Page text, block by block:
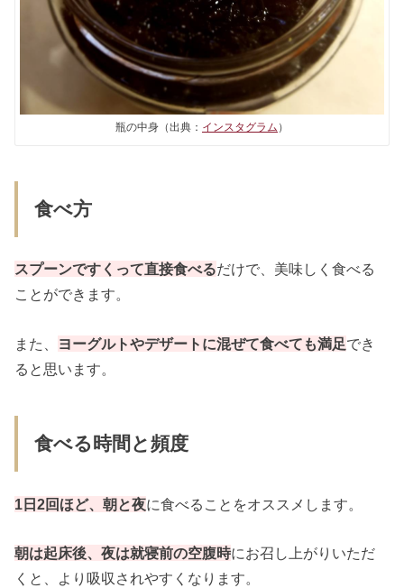
瓶の中身（出典： インスタグラム ）
食べ方
スプーンですくって直接食べるだけで、美味しく食べる
ことができます。
また、 ヨーグルトやデザートに混ぜて食べても満足でき
ると思います。
食べる時間と頻度
1日2回ほど、朝と夜に食べることをオススメします。
朝は起床後、夜は就寝前の空腹時にお召し上がりいただ
くと、より吸収されやすくなります。